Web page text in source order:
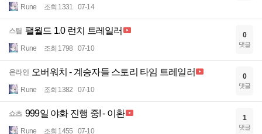
Rune 조회 1331 07-14
스팀 팰월드 1.0 런치 트레일러
Rune 조회 1798 07-10
0
댓글
온라인 오버워치 - 계승자들 스토리 타임 트레일러
Rune 조회 1382 07-10
0
댓글
쇼츠 999일 야화 진행 중! - 이환
Rune 조회 1455 07-10
1
댓글